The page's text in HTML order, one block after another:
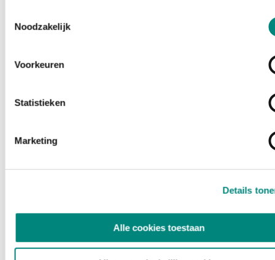
Noodzakelijk
Voorkeuren
Statistieken
Marketing
Details
Alle cookies toestaan